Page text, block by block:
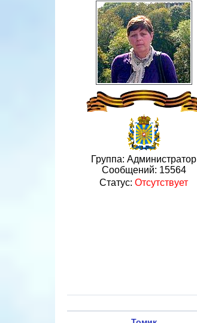
Группа: Администратор
Сообщений: 15564
Статус: Отсутствует